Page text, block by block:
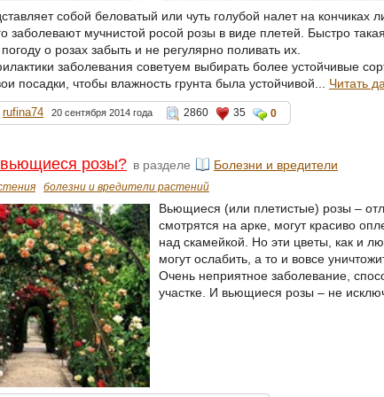
собой беловатый или чуть голубой налет на
заболевают мучнистой росой розы в виде плетей. Быстро
о розах забыть и не регулярно поливать их.
заболевания советуем выбирать более устойчивые
посадки, чтобы влажность грунта была устойчивой... Читать
rufina74 20 сентября 2014 года 2860 35 0
розы? в разделе Болезни и вредители
болезни и вредители растений
Вьющиеся (или плетистые) розы –
смотрятся на арке, могут красиво
над скамейкой. Но эти цветы, как и
могут ослабить, а то и вовсе
Очень неприятное заболевание,
участке. И вьющиеся розы – не